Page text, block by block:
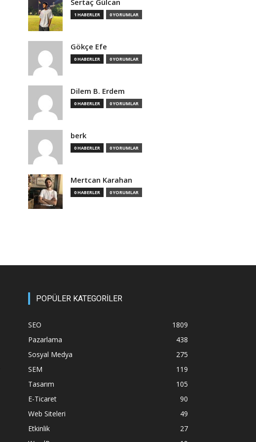
Sertaç Gülcan
1 HABERLER 0 YORUMLAR
Gökçe Efe
0 HABERLER 0 YORUMLAR
Dilem B. Erdem
0 HABERLER 0 YORUMLAR
berk
0 HABERLER 0 YORUMLAR
Mertcan Karahan
0 HABERLER 0 YORUMLAR
POPÜLER KATEGORİLER
SEO
1809
Pazarlama
438
Sosyal Medya
275
SEM
119
Tasarım
105
E-Ticaret
90
Web Siteleri
49
Etkinlik
27